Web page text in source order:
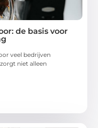
de basis voor
veel bedrijven
niet alleen